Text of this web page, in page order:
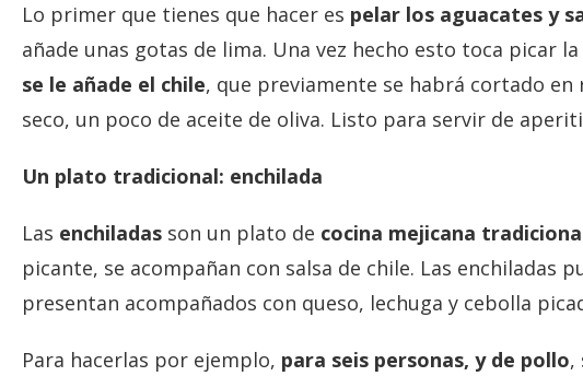
Lo primer que tienes que hacer es pelar los aguacates y
añade unas gotas de lima. Una vez hecho esto toca picar
se le añade el chile, que previamente se habrá cortado en
seco, un poco de aceite de oliva. Listo para servir de
Un plato tradicional: enchilada
Las enchiladas son un plato de cocina mejicana
picante, se acompañan con salsa de chile. Las enchiladas
presentan acompañados con queso, lechuga y cebolla
Para hacerlas por ejemplo, para seis personas, y de pollo,